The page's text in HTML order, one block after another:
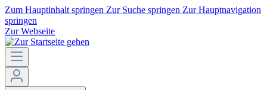
Zum Hauptinhalt springen Zur Suche springen Zur Hauptnavigation
springen
Zur Webseite